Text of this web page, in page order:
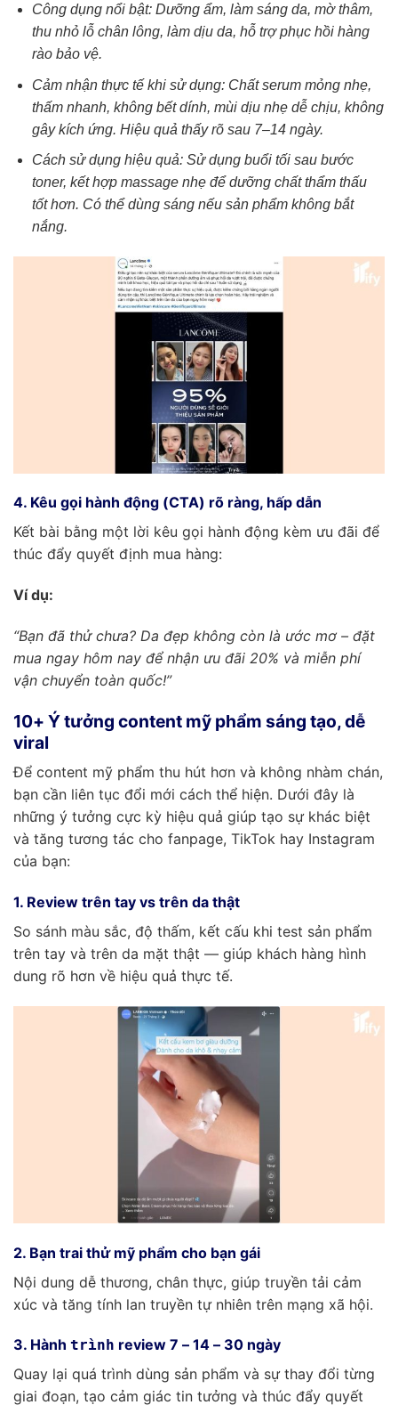
Công dụng nổi bật: Dưỡng ẩm, làm sáng da, mờ thâm,
thu nhỏ lỗ chân lông, làm dịu da, hỗ trợ phục hồi hàng
rào bảo vệ.
Cảm nhận thực tế khi sử dụng: Chất serum mỏng nhẹ,
thấm nhanh, không bết dính, mùi dịu nhẹ dễ chịu, không
gây kích ứng. Hiệu quả thấy rõ sau 7–14 ngày.
Cách sử dụng hiệu quả: Sử dụng buổi tối sau bước
toner, kết hợp massage nhẹ để dưỡng chất thẩm thấu
tốt hơn. Có thể dùng sáng nếu sản phẩm không bắt
nắng.
4. Kêu gọi hành động (CTA) rõ ràng, hấp dẫn
Kết bài bằng một lời kêu gọi hành động kèm ưu đãi để
thúc đẩy quyết định mua hàng:
Ví dụ:
“Bạn đã thử chưa? Da đẹp không còn là ước mơ – đặt
mua ngay hôm nay để nhận ưu đãi 20% và miễn phí
vận chuyển toàn quốc!”
10+ Ý tưởng content mỹ phẩm sáng tạo, dễ
viral
Để content mỹ phẩm thu hút hơn và không nhàm chán,
bạn cần liên tục đổi mới cách thể hiện. Dưới đây là
những ý tưởng cực kỳ hiệu quả giúp tạo sự khác biệt
và tăng tương tác cho fanpage, TikTok hay Instagram
của bạn:
1. Review trên tay vs trên da thật
So sánh màu sắc, độ thấm, kết cấu khi test sản phẩm
trên tay và trên da mặt thật — giúp khách hàng hình
dung rõ hơn về hiệu quả thực tế.
2. Bạn trai thử mỹ phẩm cho bạn gái
Nội dung dễ thương, chân thực, giúp truyền tải cảm
xúc và tăng tính lan truyền tự nhiên trên mạng xã hội.
3. Hành trình review 7 – 14 – 30 ngày
Quay lại quá trình dùng sản phẩm và sự thay đổi từng
giai đoạn, tạo cảm giác tin tưởng và thúc đẩy quyết